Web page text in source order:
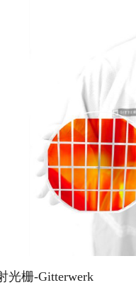
光栅-Gitterwerk